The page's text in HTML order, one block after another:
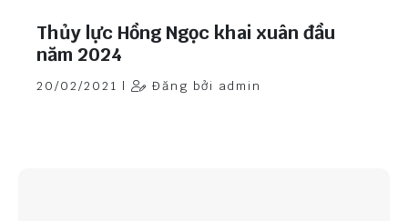
Thủy lực Hồng Ngọc khai xuân đầu
năm 2024
20/02/2021 | Đăng bởi admin